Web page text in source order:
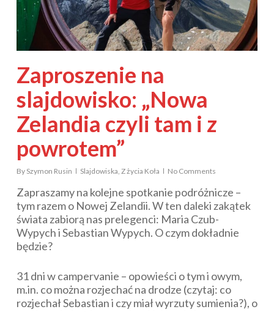
Zaproszenie na
slajdowisko: „Nowa
Zelandia czyli tam i z
powrotem”
By Szymon Rusin Slajdowiska, Z życia Koła No Comments
Zapraszamy na kolejne spotkanie podróżnicze –
tym razem o Nowej Zelandii. W ten daleki zakątek
świata zabiorą nas prelegenci: Maria Czub-
Wypych i Sebastian Wypych. O czym dokładnie
będzie?
31 dni w campervanie – opowieści o tym i owym,
m.in. co można rozjechać na drodze (czytaj: co
rozjechał Sebastian i czy miał wyrzuty sumienia?), o